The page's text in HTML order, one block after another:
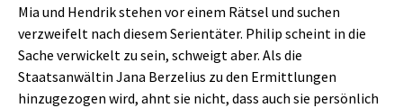
Mia und Hendrik stehen vor einem Rätsel und suchen
verzweifelt nach diesem Serientäter. Philip scheint in die
Sache verwickelt zu sein, schweigt aber. Als die
Staatsanwältin Jana Berzelius zu den Ermittlungen
hinzugezogen wird, ahnt sie nicht, dass auch sie persönlich